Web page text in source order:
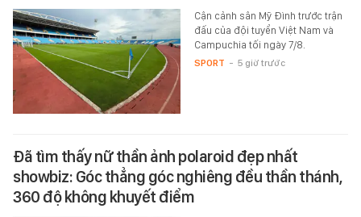
Cận cảnh sân Mỹ Đình trước trận
đấu của đội tuyển Việt Nam và
Campuchia tối ngày 7/8.
SPORT - 5 giờ trước
Đã tìm thấy nữ thần ảnh polaroid đẹp nhất
showbiz: Góc thẳng góc nghiêng đều thần thánh,
360 độ không khuyết điểm